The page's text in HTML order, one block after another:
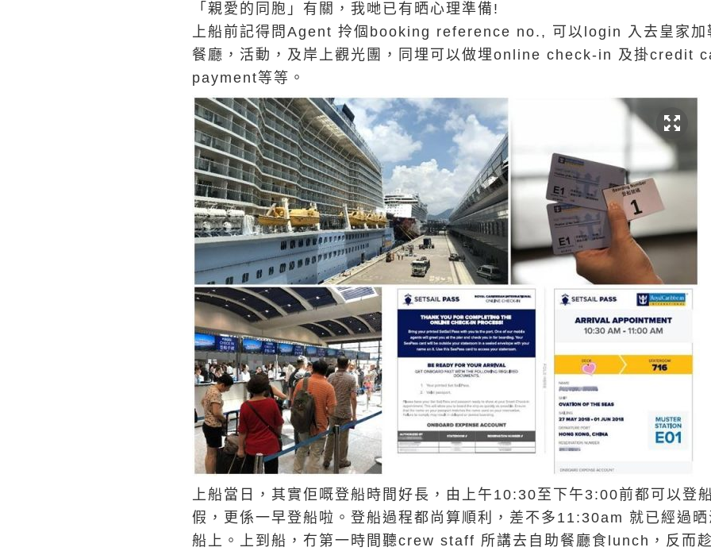
「親愛的同胞」有關，我哋已有晒心理準備!
上船前記得問Agent 拎個booking reference no., 可以login 入去皇家加
餐廳，活動，及岸上觀光團，同埋可以做埋online check-in 及掛credit
payment等等。
上船當日，其實佢嘅登船時間好長，由上午10:30至下午3:00前都可以登
假，更係一早登船啦。登船過程都尚算順利，差不多11:30am 就已經過晒
船上。上到船，冇第一時間聽crew staff 所講去自助餐廳食lunch，反而